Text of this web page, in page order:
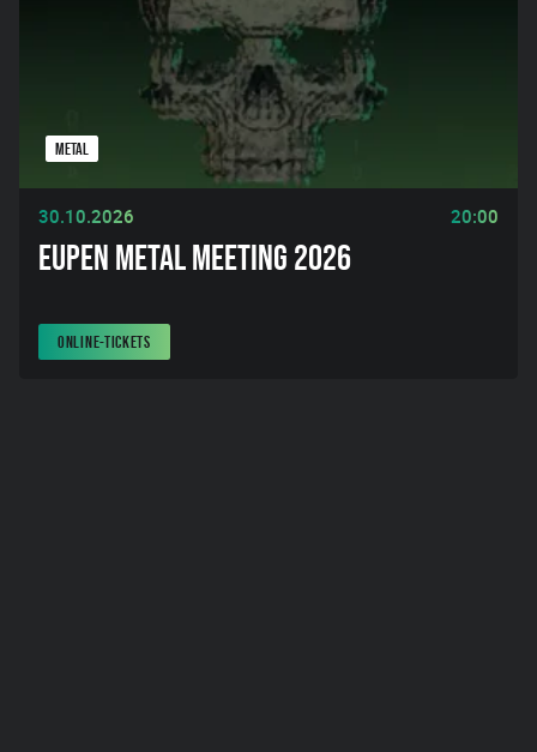
METAL
30.10.2026 20:00
EUPEN METAL MEETING 2026
ONLINE-TICKETS